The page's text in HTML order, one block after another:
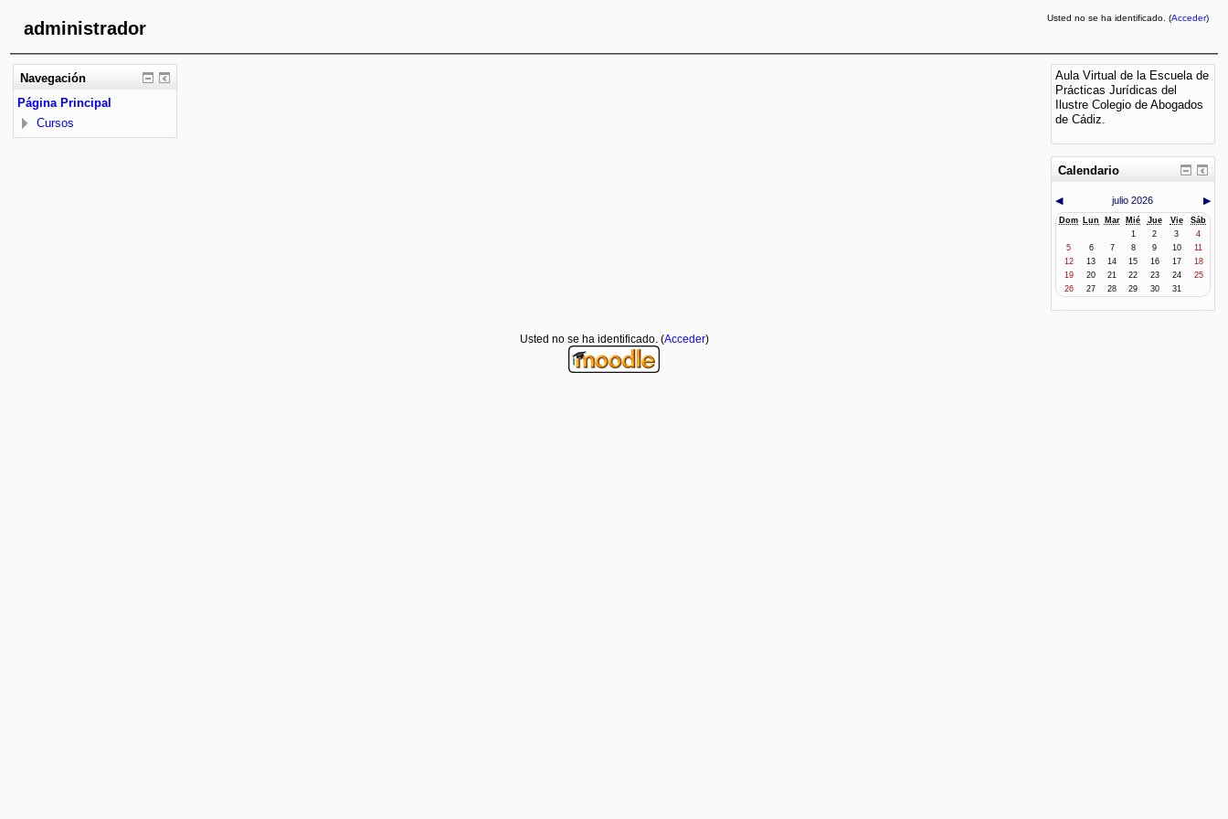
administrador
Usted no se ha identificado. (Acceder)
Navegación
Página Principal
Cursos
Aula Virtual de la Escuela de
Prácticas Jurídicas del
Ilustre Colegio de Abogados
de Cádiz.
Calendario
◀ julio 2026 ▶
Dom Lun Mar Mié Jue Vie
Sáb
1
2 3
4
5
6 7 8 9 10
11
12
13 14 15 16 17
18
19
20 21 22 23 24
25
26
27 28 29 30 31
Usted no se ha identificado. (Acceder)